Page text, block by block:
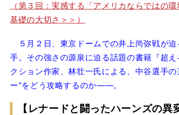
（第３回：実感する「アメリカならでは
基礎の大切さ＞＞）
５月２日、東京ドームでの井上尚弥戦が
手。その強さの源泉に迫る話題の書籍『超
クション作家、林壮一氏による、中谷選手
ー"をどう攻略するのか――。
【レナードと闘ったハーンズの異